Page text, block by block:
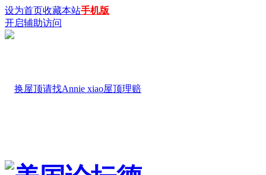
设为首页收藏本站手机版
开启辅助访问